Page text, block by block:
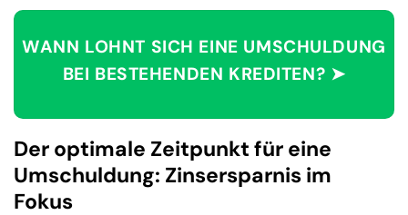
WANN LOHNT SICH EINE UMSCHULDUNG
BEI BESTEHENDEN KREDITEN? ➤
Der optimale Zeitpunkt für eine
Umschuldung: Zinsersparnis im
Fokus